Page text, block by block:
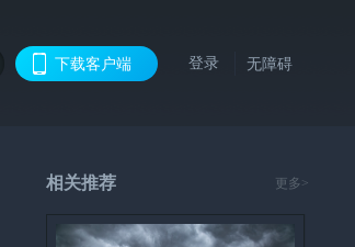
下载客户端 登录 无障碍
相关推荐 更多>